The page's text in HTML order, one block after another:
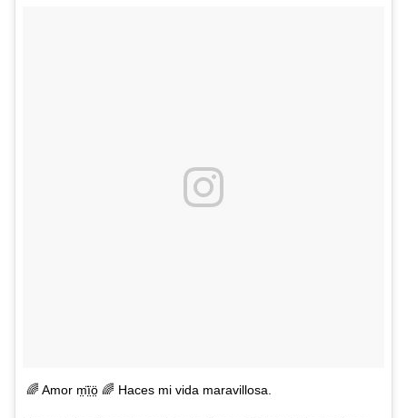
🌈 Amor m̤̈ï̤ö̤ 🌈 Haces mi vida maravillosa.